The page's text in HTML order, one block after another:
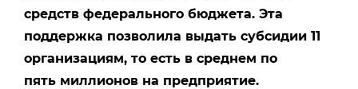
средств федерального бюджета. Эта
поддержка позволила выдать субсидии 11
организациям, то есть в среднем по
пять миллионов на предприятие.